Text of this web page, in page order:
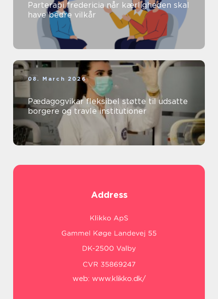
Parterapi fredericia når kærligheden skal
have bedre vilkår
08. March 2026
Pædagogvikar fleksibel støtte til udsatte
borgere og travle institutioner
Address
web: www.klikko.dk/